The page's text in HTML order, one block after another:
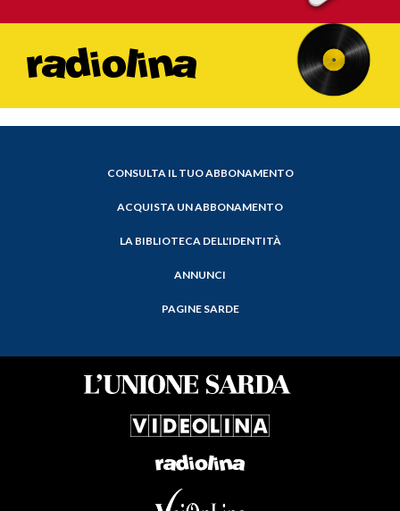
CONSULTA IL TUO ABBONAMENTO
ACQUISTA UN ABBONAMENTO
LA BIBLIOTECA DELL'IDENTITÀ
ANNUNCI
PAGINE SARDE